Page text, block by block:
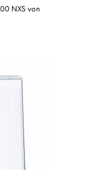
NXS von